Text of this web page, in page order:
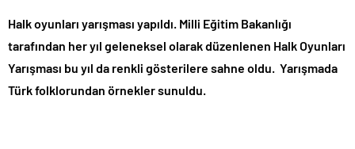
Halk oyunları yarışması yapıldı. Milli Eğitim Bakanlığı
tarafından her yıl geleneksel olarak düzenlenen Halk Oyunları
Yarışması bu yıl da renkli gösterilere sahne oldu. Yarışmada
Türk folklorundan örnekler sunuldu.